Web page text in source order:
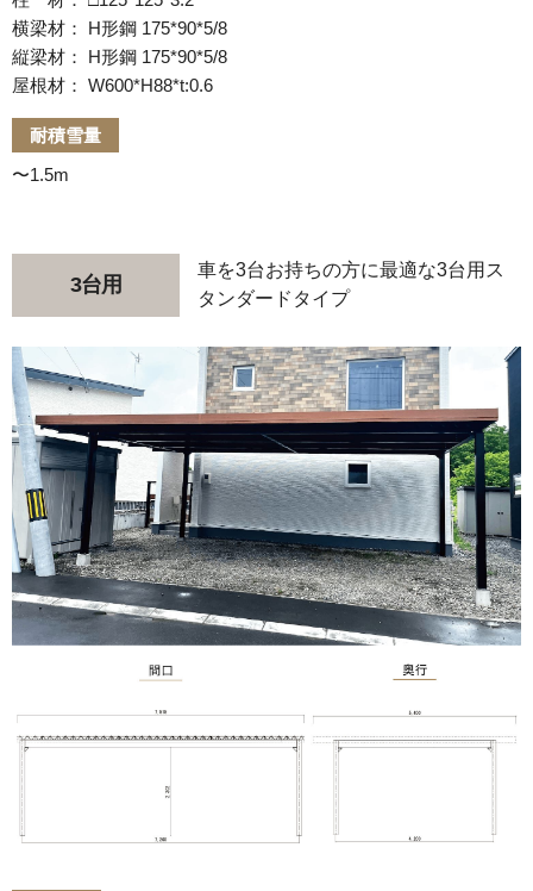
横梁材： H形鋼 175*90*5/8
縦梁材： H形鋼 175*90*5/8
屋根材： W600*H88*t:0.6
耐積雪量
〜1.5m
3台用
車を3台お持ちの方に最適な3台用ス
タンダードタイプ